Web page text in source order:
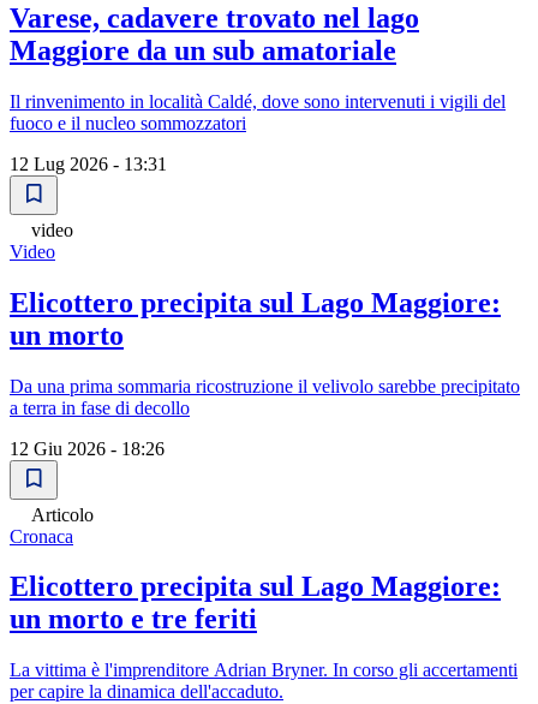
Varese, cadavere trovato nel lago
Maggiore da un sub amatoriale
Il rinvenimento in località Caldé, dove sono intervenuti i vigili del
fuoco e il nucleo sommozzatori
12 Lug 2026 - 13:31
video
Video
Elicottero precipita sul Lago Maggiore:
un morto
Da una prima sommaria ricostruzione il velivolo sarebbe precipitato
a terra in fase di decollo
12 Giu 2026 - 18:26
Articolo
Cronaca
Elicottero precipita sul Lago Maggiore:
un morto e tre feriti
La vittima è l'imprenditore Adrian Bryner. In corso gli accertamenti
per capire la dinamica dell'accaduto.